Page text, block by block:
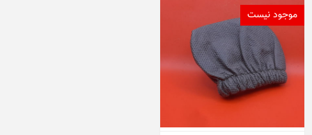
موجود نیست